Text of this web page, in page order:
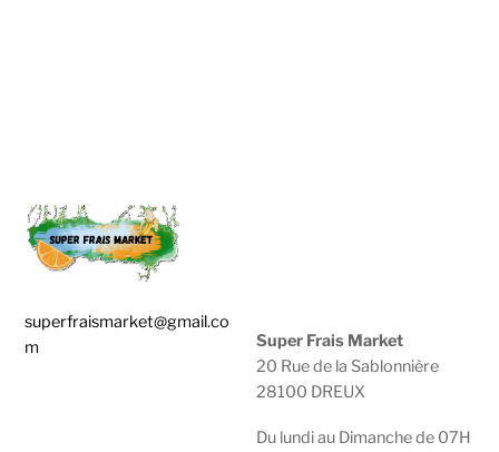
superfraismarket@gmail.co
m
Super Frais Market
20 Rue de la Sablonnière
28100 DREUX
Du lundi au Dimanche de 07H